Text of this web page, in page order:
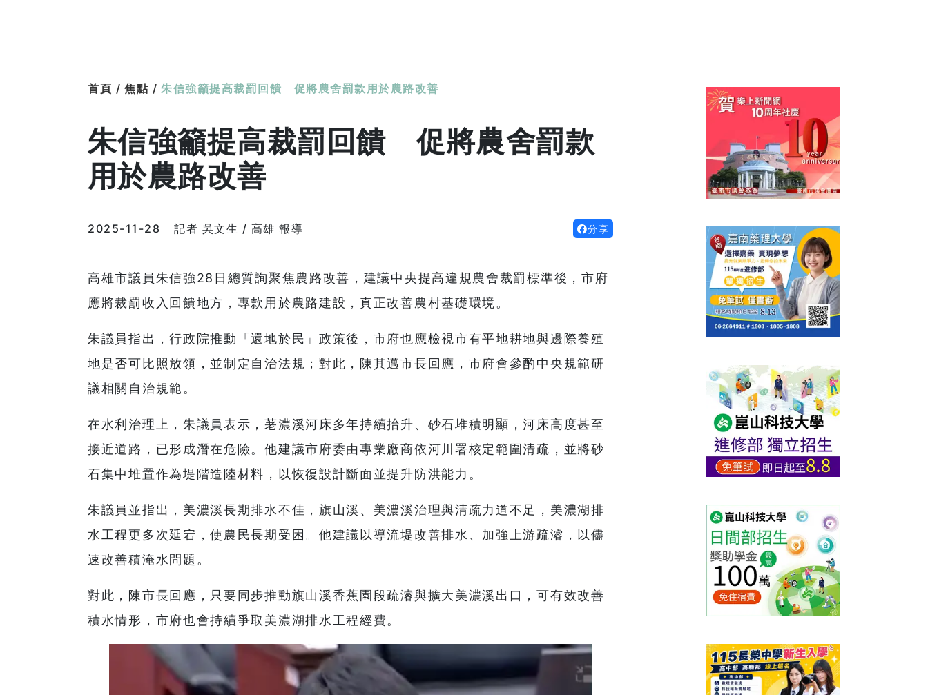
首頁 / 焦點 / 朱信強籲提高裁罰回饋 促將農舍罰款用於農路改善
朱信強籲提高裁罰回饋 促將農舍罰款
用於農路改善
2025-11-28 記者 吳文生 / 高雄 報導 分享
高雄市議員朱信強28日總質詢聚焦農路改善，建議中央提高違規農舍裁罰標準後，市府
應將裁罰收入回饋地方，專款用於農路建設，真正改善農村基礎環境。
朱議員指出，行政院推動「還地於民」政策後，市府也應檢視市有平地耕地與邊際養殖
地是否可比照放領，並制定自治法規；對此，陳其邁市長回應，市府會參酌中央規範研
議相關自治規範。
在水利治理上，朱議員表示，荖濃溪河床多年持續抬升、砂石堆積明顯，河床高度甚至
接近道路，已形成潛在危險。他建議市府委由專業廠商依河川署核定範圍清疏，並將砂
石集中堆置作為堤階造陸材料，以恢復設計斷面並提升防洪能力。
朱議員並指出，美濃溪長期排水不佳，旗山溪、美濃溪治理與清疏力道不足，美濃湖排
水工程更多次延宕，使農民長期受困。他建議以導流堤改善排水、加強上游疏濬，以儘
速改善積淹水問題。
對此，陳市長回應，只要同步推動旗山溪香蕉園段疏濬與擴大美濃溪出口，可有效改善
積水情形，市府也會持續爭取美濃湖排水工程經費。